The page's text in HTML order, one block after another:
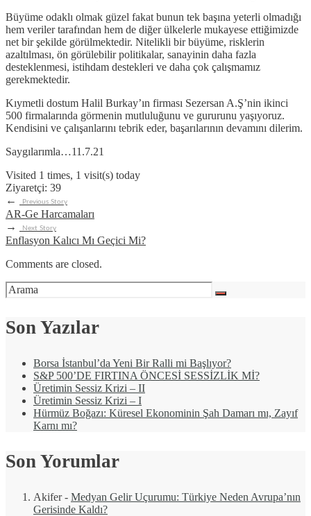
Büyüme odaklı olmak güzel fakat bunun tek başına yeterli olmadığı
hem veriler tarafından hem de diğer ülkelerle mukayese ettiğimizde
net bir şekilde görülmektedir. Nitelikli bir büyüme, risklerin
azaltılması, ön görülebilir politikalar, sanayinin daha fazla
desteklenmesi, istihdam destekleri ve daha çok çalışmamız
gerekmektedir.
Kıymetli dostum Halil Burkay’ın firması Sezersan A.Ş’nin ikinci
500 firmalarında görmenin mutluluğunu ve gururunu yaşıyoruz.
Kendisini ve çalışanlarını tebrik eder, başarılarının devamını dilerim.
Saygılarımla…11.7.21
Visited 1 times, 1 visit(s) today
Ziyaretçi: 39
←
Previous Story
AR-Ge Harcamaları
→
Next Story
Enflasyon Kalıcı Mı Geçici Mi?
Comments are closed.
Son Yazılar
Borsa İstanbul’da Yeni Bir Ralli mi Başlıyor?
S&P 500’DE FIRTINA ÖNCESİ SESSİZLİK Mİ?
Üretimin Sessiz Krizi – II
Üretimin Sessiz Krizi – I
Hürmüz Boğazı: Küresel Ekonominin Şah Damarı mı, Zayıf
Karnı mı?
Son Yorumlar
Akifer- Medyan Gelir Uçurumu: Türkiye Neden Avrupa’nın
Gerisinde Kaldı?